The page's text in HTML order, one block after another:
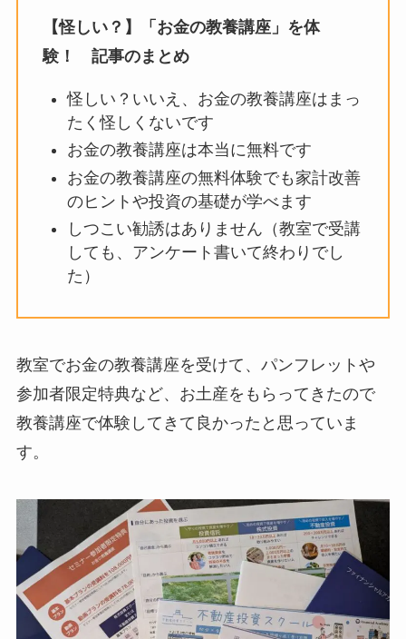
【怪しい？】「お金の教養講座」を体
験！ 記事のまとめ
怪しい？いいえ、お金の教養講座はまっ
たく怪しくないです
お金の教養講座は本当に無料です
お金の教養講座の無料体験でも家計改善
のヒントや投資の基礎が学べます
しつこい勧誘はありません（教室で受講
しても、アンケート書いて終わりでし
た）
教室でお金の教養講座を受けて、パンフレットや
参加者限定特典など、お土産をもらってきたので
教養講座で体験してきて良かったと思っていま
す。